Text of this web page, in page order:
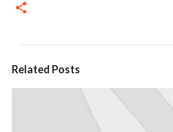
Related Posts
C